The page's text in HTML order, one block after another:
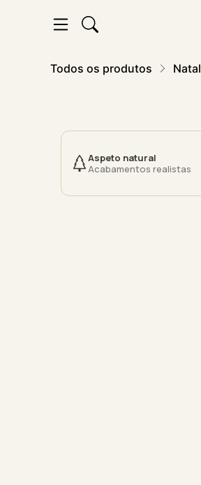
Todos os produtos Natal
Aspeto natural
Acabamentos realistas